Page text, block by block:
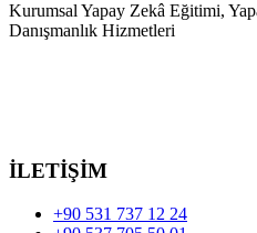
Kurumsal Yapay Zekâ Eğitimi,
Danışmanlık Hizmetleri
İLETİŞİM
+90 531 737 12 24